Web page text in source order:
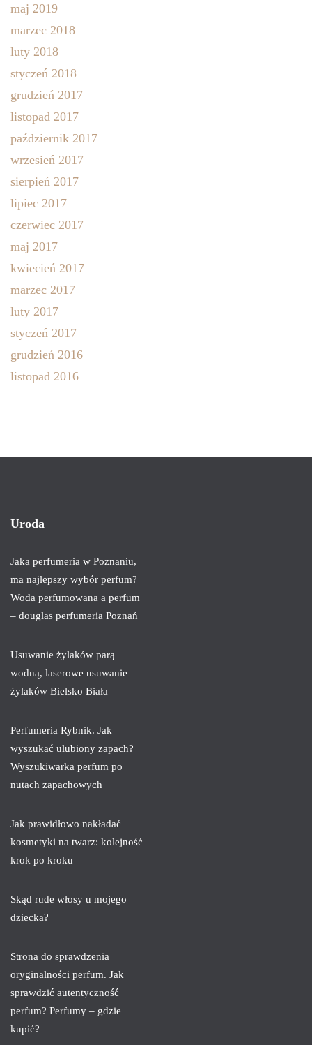
maj 2019
marzec 2018
luty 2018
styczeń 2018
grudzień 2017
listopad 2017
październik 2017
wrzesień 2017
sierpień 2017
lipiec 2017
czerwiec 2017
maj 2017
kwiecień 2017
marzec 2017
luty 2017
styczeń 2017
grudzień 2016
listopad 2016
Uroda
Jaka perfumeria w Poznaniu,
ma najlepszy wybór perfum?
Woda perfumowana a perfum
– douglas perfumeria Poznań
Usuwanie żylaków parą
wodną, laserowe usuwanie
żylaków Bielsko Biała
Perfumeria Rybnik. Jak
wyszukać ulubiony zapach?
Wyszukiwarka perfum po
nutach zapachowych
Jak prawidłowo nakładać
kosmetyki na twarz: kolejność
krok po kroku
Skąd rude włosy u mojego
dziecka?
Strona do sprawdzenia
oryginalności perfum. Jak
sprawdzić autentyczność
perfum? Perfumy – gdzie
kupić?